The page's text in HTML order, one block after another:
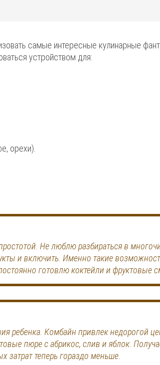
самые интересные кулинарные
устройством для:
орехи).
Не люблю разбираться в
и включить. Именно такие
готовлю коктейли и фруктовые
ребенка. Комбайн привлек недорогой
пюре с абрикос, слив и яблок.
затрат теперь гораздо меньше.